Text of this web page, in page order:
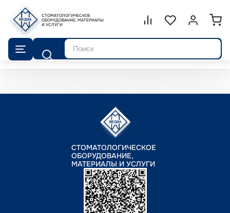
СТОМАТОЛОГИЧЕСКОЕ
ОБОРУДОВАНИЕ, МАТЕРИАЛЫ
И УСЛУГИ
Сравнение.
СписокВойти или
Поиск
СТОМАТОЛОГИЧЕСКОЕ
ОБОРУДОВАНИЕ,
МАТЕРИАЛЫ И УСЛУГИ